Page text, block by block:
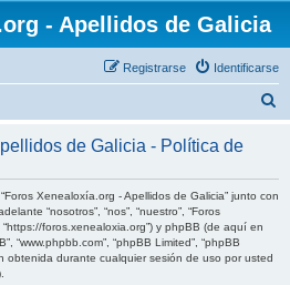
- Apellidos de Galicia
Identificarse
Registrarse
c
de Galicia - Política de
Xenealoxía.org - Apellidos de Galicia” junto con
“nosotros”, “nos”, “nuestro”, “Foros
foros.xenealoxia.org”) y phpBB (de aquí en
“www.phpbb.com”, “phpBB Limited”, “phpBB
obtenida durante cualquier sesión de uso por usted